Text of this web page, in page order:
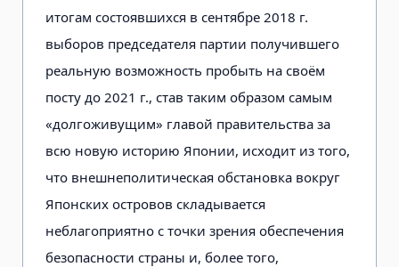
итогам состоявшихся в сентябре 2018 г.
выборов председателя партии получившего
реальную возможность пробыть на своём
посту до 2021 г., став таким образом самым
«долгоживущим» главой правительства за
всю новую историю Японии, исходит из того,
что внешнеполитическая обстановка вокруг
Японских островов складывается
неблагоприятно с точки зрения обеспечения
безопасности страны и, более того,